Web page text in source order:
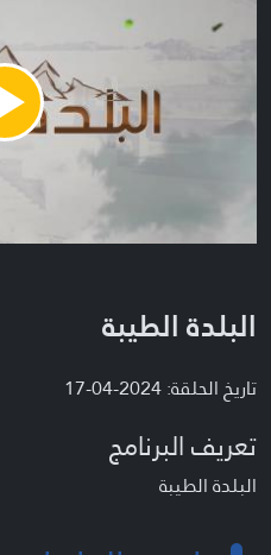
Play
Video
البلدة الطيبة
تاريخ الحلقة: 2024-04-17
تعريف البرنامج
البلدة الطيبة